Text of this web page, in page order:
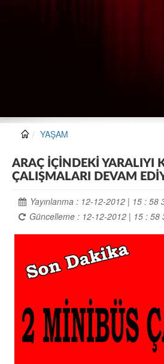
YAŞAM
ARAÇ İÇİNDEKİ YARALIYI
ÇALIŞMALARI DEVAM
Yayınlanma : 12-12-2012 | 15 : 58
Güncelleme : 12-12-2012 | 15 : 58